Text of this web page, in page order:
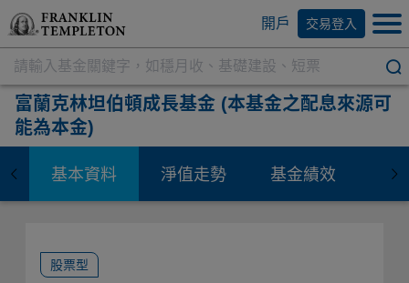
開戶 交易登入
富蘭克林坦伯頓成長基金 (本基金之配息來源可
能為本金)
基本資料 淨值走勢 基金績效 資
股票型